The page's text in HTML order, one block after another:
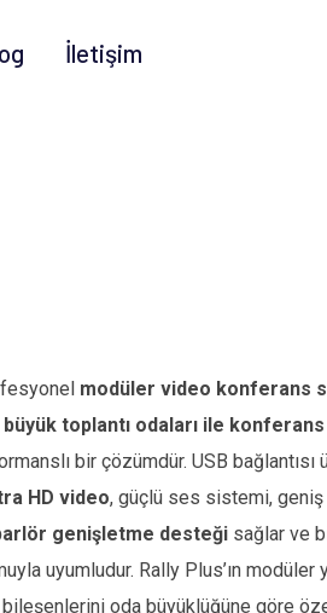
İletişim
modüler video konferans
toplantı odaları ile konferans
bir çözümdür. USB bağlantısı
HD video, güçlü ses sistemi,
genişletme desteği sağlar ve
uyumludur. Rally Plus’ın modüler
oda büyüklüğüne göre